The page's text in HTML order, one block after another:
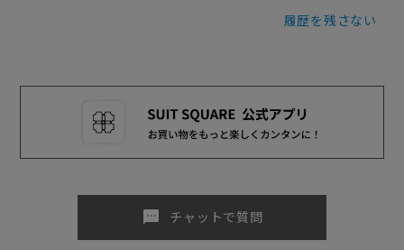
履歴を残さない
sms チャットで質問